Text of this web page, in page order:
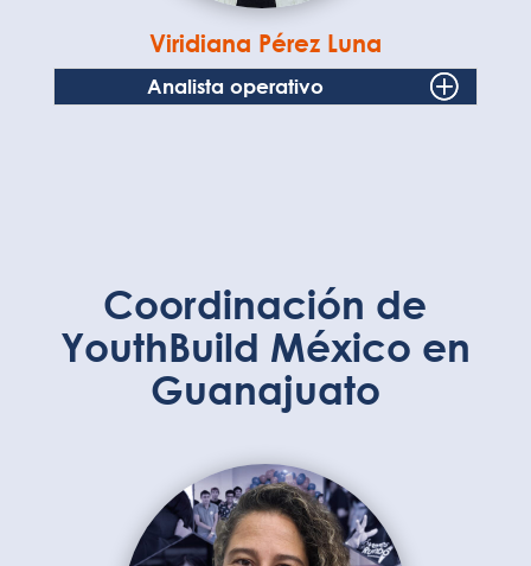
Viridiana Pérez Luna
Analista operativo
Coordinación de
YouthBuild México en
Guanajuato